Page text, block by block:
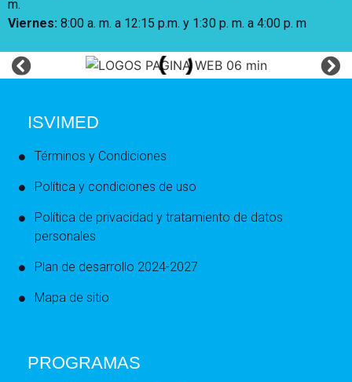
m.
Viernes: 8:00 a. m. a 12:15 p.m. y 1:30 p. m. a 4:00 p. m
ISVIMED
Términos y Condiciones
Política y condiciones de uso
Política de privacidad y tratamiento de datos
personales
Plan de desarrollo 2024-2027
Mapa de sitio
PROGRAMAS